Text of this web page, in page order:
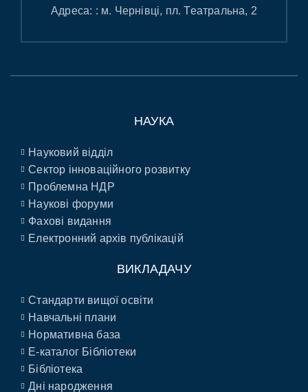
Адреса: : м. Чернівці, пл. Театральна, 2
НАУКА
Науковий відділ
Сектор інноваційного розвитку
Проблемна НДР
Наукові форуми
Фахові видання
Електронний архів публікацій
ВИКЛАДАЧУ
Стандарти вищої освіти
Навчальні плани
Нормативна база
E-каталог Бібліотеки
Бібліотека
Дні народження